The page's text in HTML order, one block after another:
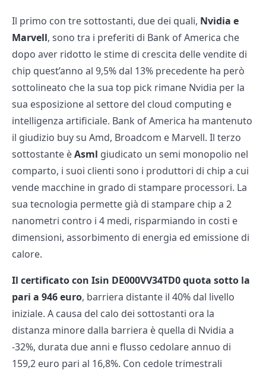
Il primo con tre sottostanti, due dei quali, Nvidia e
Marvell, sono tra i preferiti di Bank of America che
dopo aver ridotto le stime di crescita delle vendite di
chip quest’anno al 9,5% dal 13% precedente ha però
sottolineato che la sua top pick rimane Nvidia per la
sua esposizione al settore del cloud computing e
intelligenza artificiale. Bank of America ha mantenuto
il giudizio buy su Amd, Broadcom e Marvell. Il terzo
sottostante èAsml giudicato un semi monopolio nel
comparto, i suoi clienti sono i produttori di chip a cui
vende macchine in grado di stampare processori. La
sua tecnologia permette già di stampare chip a 2
nanometri contro i 4 medi, risparmiando in costi e
dimensioni, assorbimento di energia ed emissione di
calore.
Il certificato con Isin DE000VV34TD0quota sotto la
pari a 946 euro, barriera distante il 40% dal livello
iniziale. A causa del calo dei sottostanti ora la
distanza minore dalla barriera è quella di Nvidia a
-32%, durata due anni e flusso cedolare annuo di
159,2 euro pari al 16,8%. Con cedole trimestrali